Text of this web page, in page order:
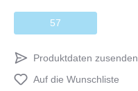
57
Produktdaten zusenden
Auf die Wunschliste